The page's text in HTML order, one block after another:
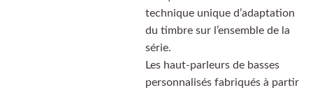
technique unique d’adaptation
du timbre sur l’ensemble de la
série.
Les haut-parleurs de basses
personnalisés fabriqués à partir